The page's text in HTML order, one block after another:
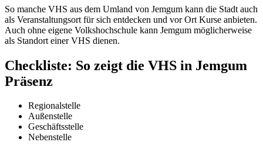
So manche VHS aus dem Umland von Jemgum kann die Stadt auch
als Veranstaltungsort für sich entdecken und vor Ort Kurse anbieten.
Auch ohne eigene Volkshochschule kann Jemgum möglicherweise
als Standort einer VHS dienen.
Checkliste: So zeigt die VHS in Jemgum
Präsenz
Regionalstelle
Außenstelle
Geschäftsstelle
Nebenstelle